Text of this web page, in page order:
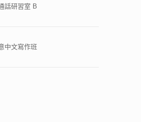
話研習室 B
中文寫作班